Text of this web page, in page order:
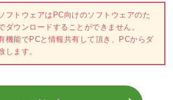
フトウェアはPC向けのソフトウェアのた
ダウンロードすることができません。
機能でPCと情報共有して頂き、PCからダ
します。